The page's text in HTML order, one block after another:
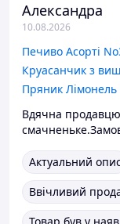
Aлександра
10.08.2026
Печиво Асорті
Пряник Лімонель
Вдячна
Актуальний
Ввічливий